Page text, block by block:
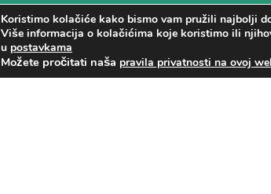
Koristimo kolačiće kako bismo vam pružili najbolji
Više informacija o kolačićima koje koristimo ili
u postavkama
Možete pročitati naša pravila privatnosti na ovoj